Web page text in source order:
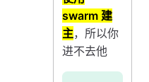
swarm 建
主，所以你
进不去他